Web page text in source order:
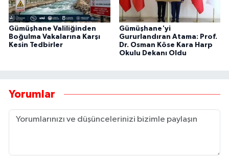
Gümüşhane Valiliğinden
Boğulma Vakalarına Karşı
Kesin Tedbirler
Gümüşhane'yi
Gururlandıran Atama: Prof.
Dr. Osman Köse Kara Harp
Okulu Dekanı Oldu
Yorumlar